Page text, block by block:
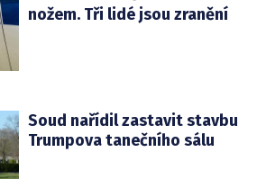
nožem. Tři lidé jsou zranění
Soud nařídil zastavit stavbu
Trumpova tanečního sálu